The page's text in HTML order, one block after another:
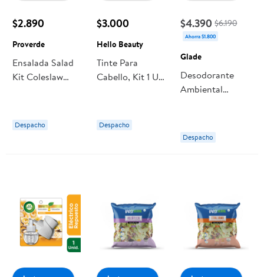
$2.890
Proverde
Ensalada Salad
Kit Coleslaw
Despacho
$3.000
Hello Beauty
Tinte Para
Cabello, Kit 1 Un
Despacho
$4.390 $6.190
Ahorra $1.800
Glade
Desodorante
Ambiental
De Vainilla
Blister 21 ml
Despacho